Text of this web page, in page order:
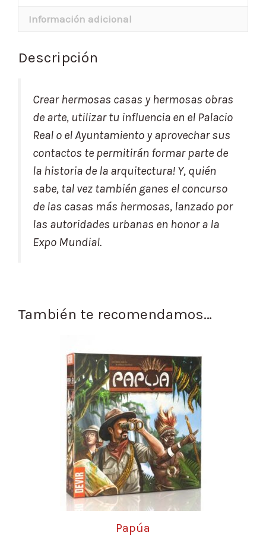
Información adicional
Descripción
Crear hermosas casas y hermosas obras
de arte, utilizar tu influencia en el Palacio
Real o el Ayuntamiento y aprovechar sus
contactos te permitirán formar parte de
la historia de la arquitectura! Y, quién
sabe, tal vez también ganes el concurso
de las casas más hermosas, lanzado por
las autoridades urbanas en honor a la
Expo Mundial.
También te recomendamos…
Papúa